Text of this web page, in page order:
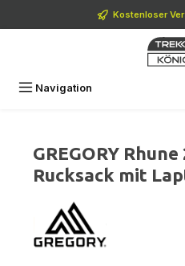
Zum Hauptinhalt springenKostenloser
Navigation
GREGORY
Rucksack mit